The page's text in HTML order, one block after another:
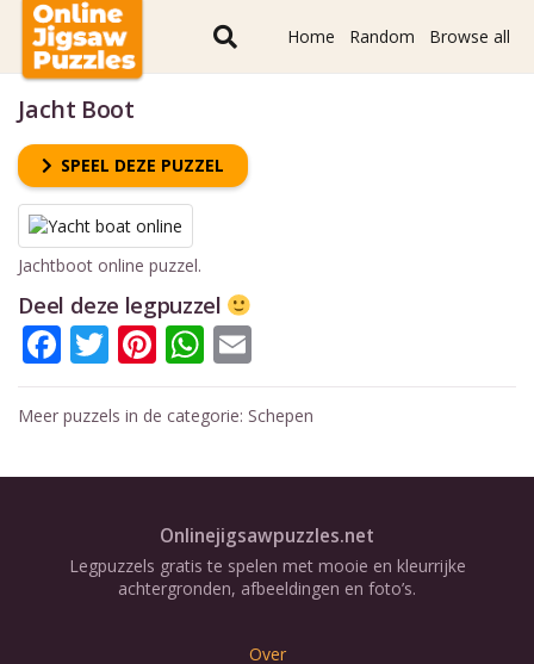
Home Random Browse all
Jacht Boot
SPEEL DEZE PUZZEL
Jachtboot online puzzel.
Deel deze legpuzzel
Facebook
Twitter
Pinterest
WhatsApp
Meer puzzels in de categorie: Schepen
Onlinejigsawpuzzles.net
Legpuzzels gratis te spelen met mooie en kleurrijke
achtergronden, afbeeldingen en foto’s.
Over